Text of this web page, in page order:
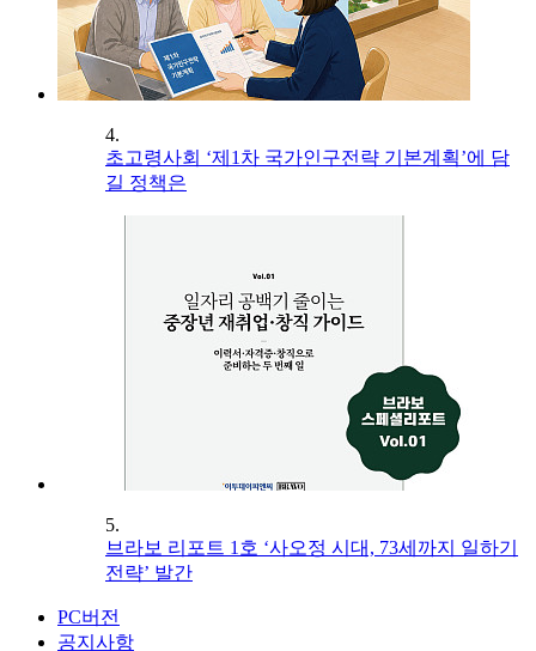
4.
초고령사회 ‘제1차 국가인구전략 기본계획’에 담
길 정책은
5.
브라보 리포트 1호 ‘사오정 시대, 73세까지 일하기
전략’ 발간
PC버전
공지사항